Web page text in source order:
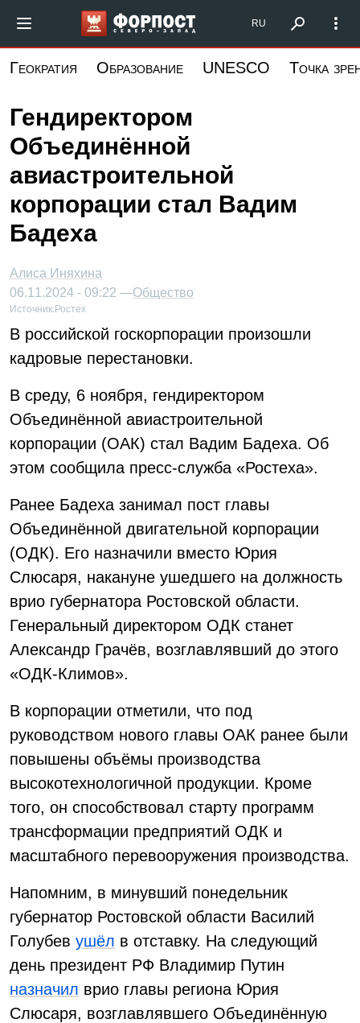
основному
Форпост Северо-Запад
RU
Геократия Образование UNESCO Точка
Гендиректором
Объединённой
авиастроительной
корпорации стал Вадим
Бадеха
Алиса Иняхина
06.11.2024 - 09:22 —Общество
Источник: Ростех
В российской госкорпорации произошли
кадровые перестановки.
В среду, 6 ноября, гендиректором
Объединённой авиастроительной
корпорации (ОАК) стал Вадим Бадеха. Об
этом сообщила пресс-служба «Ростеха».
Ранее Бадеха занимал пост главы
Объединённой двигательной корпорации
(ОДК). Его назначили вместо Юрия
Слюсаря, накануне ушедшего на должность
врио губернатора Ростовской области.
Генеральный директором ОДК станет
Александр Грачёв, возглавлявший до этого
«ОДК-Климов».
В корпорации отметили, что под
руководством нового главы ОАК ранее были
повышены объёмы производства
высокотехнологичной продукции. Кроме
того, он способствовал старту программ
трансформации предприятий ОДК и
масштабного перевооружения производства.
Напомним, в минувший понедельник
губернатор Ростовской области Василий
Голубев ушёл в отставку. На следующий
день президент РФ Владимир Путин
назначил врио главы региона Юрия
Слюсаря, возглавлявшего Объединённую